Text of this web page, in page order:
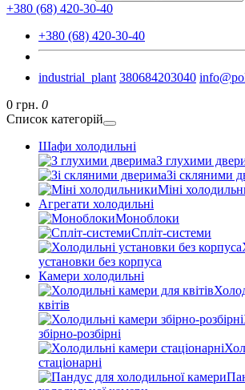
+380 (68) 420-30-40
+380 (68) 420-30-40
industrial_plant 380684203040
0 грн. 0
Список категорій
Шафи холодильні
З глухими
Зі скляними
Міні
Агрегати холодильні
Моноблоки
Спліт-системи
установки без корпуса
Камери холодильні
квітів
збірно-розбірні
стаціонарні